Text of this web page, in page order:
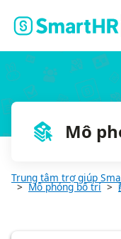
Mô
Trung tâm trợ giúp
Mô phỏng bố trí